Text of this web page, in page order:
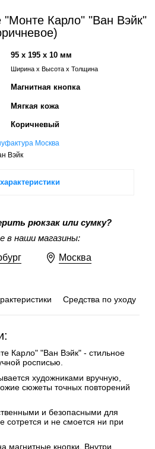
"Монте Карло" "Ван Вэйк"
95 x 195 x 10 мм
Ширина x Высота x Толщина
Магнитная кнопка
Мягкая кожа
Коричневый
Москва
Вэйк
рюкзак или сумку?
в наши магазины:
Москва
Средства по уходу
Карло" "Ван Вэйк" - стильное
росписью.
художниками вручную,
сюжеты точных повторений
и безопасными для
сотрется и не смоется ни при
магнитные кнопки. Внутри